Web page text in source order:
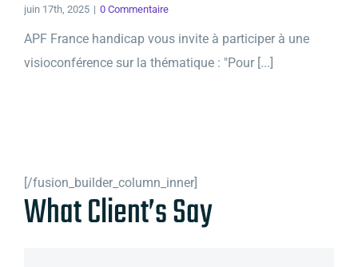
juin 17th, 2025 | 0 Commentaire
APF France handicap vous invite à participer à une
visioconférence sur la thématique : "Pour [...]
[/fusion_builder_column_inner]
What Client’s Say